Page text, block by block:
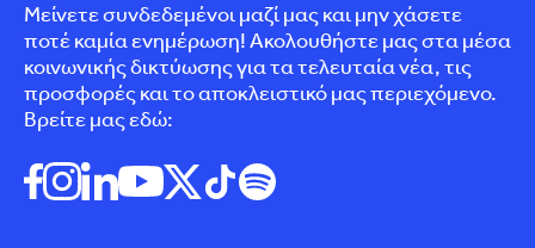
Μείνετε συνδεδεμένοι μαζί μας και μην χάσετε
ποτέ καμία ενημέρωση! Ακολουθήστε μας στα μέσα
κοινωνικής δικτύωσης για τα τελευταία νέα, τις
προσφορές και το αποκλειστικό μας περιεχόμενο.
Βρείτε μας εδώ: